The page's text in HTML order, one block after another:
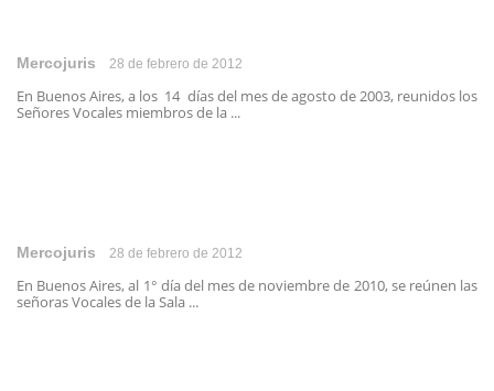
Mercojuris 28 de febrero de 2012
En Buenos Aires, a los 14 días del mes de agosto de 2003, reunidos los
Señores Vocales miembros de la ...
Mercojuris 28 de febrero de 2012
En Buenos Aires, al 1° día del mes de noviembre de 2010, se reúnen las
señoras Vocales de la Sala ...